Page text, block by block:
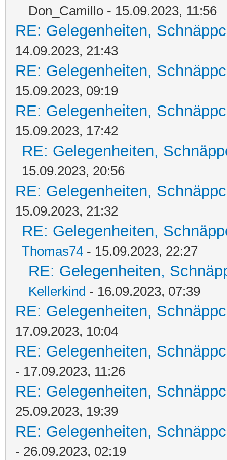
Don_Camillo - 15.09.2023, 11:56
RE: Gelegenheiten,
14.09.2023, 21:43
RE: Gelegenheiten,
15.09.2023, 09:19
RE: Gelegenheiten,
15.09.2023, 17:42
RE: Gelegenheiten,
15.09.2023, 20:56
RE: Gelegenheiten,
15.09.2023, 21:32
RE: Gelegenheiten,
Thomas74 - 15.09.2023, 22:27
RE: Gelegenheiten,
Kellerkind - 16.09.2023, 07:39
RE: Gelegenheiten,
17.09.2023, 10:04
RE: Gelegenheiten,
- 17.09.2023, 11:26
RE: Gelegenheiten,
25.09.2023, 19:39
RE: Gelegenheiten,
- 26.09.2023, 02:19